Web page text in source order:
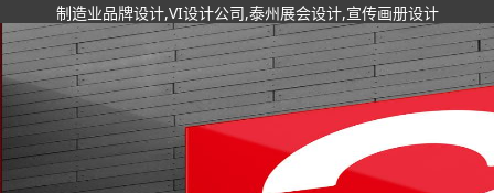
制造业品牌设计,VI设计公司,泰州展会设计,宣传画册设计